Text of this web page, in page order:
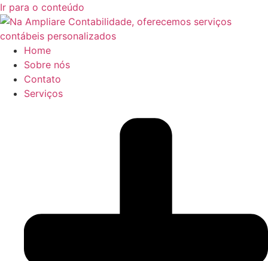
Ir para o conteúdo
Home
Sobre nós
Contato
Serviços